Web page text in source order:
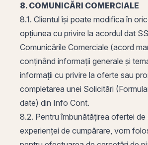
8. COMUNICĂRI COMERCIALE
8.1. Clientul își poate modifica în
opțiunea cu privire la acordul dat
Comunicările Comerciale (acord
conținând informații generale și
informații cu privire la oferte sau
completarea unei Solicitări
date) din Info Cont.
8.2. Pentru îmbunătățirea ofertei de
experienței de cumpărare, vom